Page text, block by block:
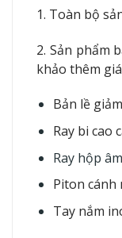
1. Toàn bộ
2. Sản phẩm
khảo thêm
Bản lề
Ray bi cao
Ray hộp
Piton cánh
Tay nắm